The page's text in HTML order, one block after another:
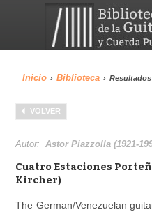
Menu
Biblioteca
Inicio › Biblioteca ›
VOLVER
Autor:Astor Piazzolla (1921-
Cuatro Estaciones
Kircher)
The German/Venezuelan